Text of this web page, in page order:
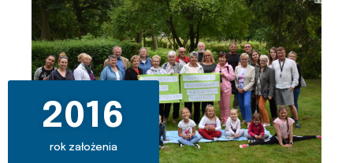
2016
rok założenia